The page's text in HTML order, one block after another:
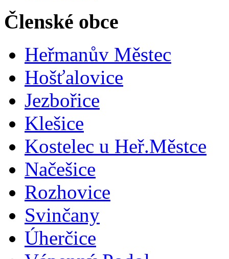
Členské obce
Heřmanův Městec
Hošťalovice
Jezbořice
Klešice
Kostelec u Heř.Městce
Načešice
Rozhovice
Svinčany
Úherčice